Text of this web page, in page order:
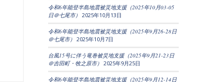
令和6年能登半島地震被災地支援（2025年10月03-05
日＠七尾市） 2025年10月13日
令和6年能登半島地震被災地支援（2025年9月26-28日
＠七尾市） 2025年10月7日
台風15号に伴う竜巻被災地支援（2025年9月21-23日
＠吉田町・牧之原市） 2025年9月25日
令和6年能登半島地震被災地支援（2025年9月12-14日